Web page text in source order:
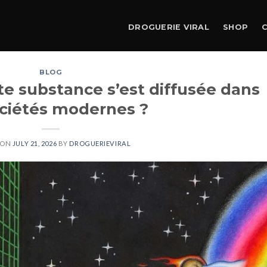
DROGUERIE VIRAL SHOP
BLOG
substance s’est diffusée dans
modernes ?
JULY 21, 2026 BY DROGUERIEVIRAL